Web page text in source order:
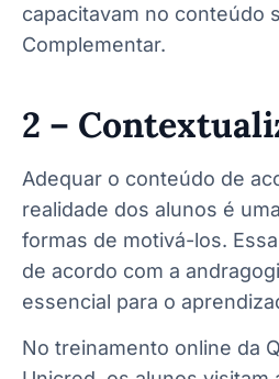
capacitavam no conteúdo
Complementar.
2 –
Adequar o conteúdo de
realidade dos alunos é
formas de motivá-los.
de acordo com a
essencial para o
No treinamento online da